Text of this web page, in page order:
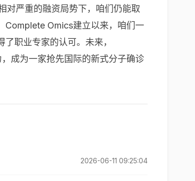
对严重的融资局势下，咱们仍能取
Complete Omics建立以来，咱们一
职业专家的认可。未来，
成为一家抢先国际的新式分子确诊
2026-06-11 09:25:04